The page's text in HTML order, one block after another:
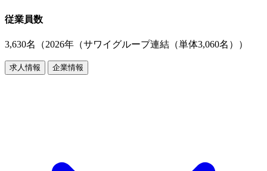
従業員数
3,630名（2026年（サワイグループ連結（単体3,060名））
求人情報 企業情報